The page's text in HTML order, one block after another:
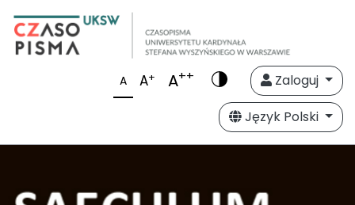
A A+ A++
Zaloguj
Język Polski